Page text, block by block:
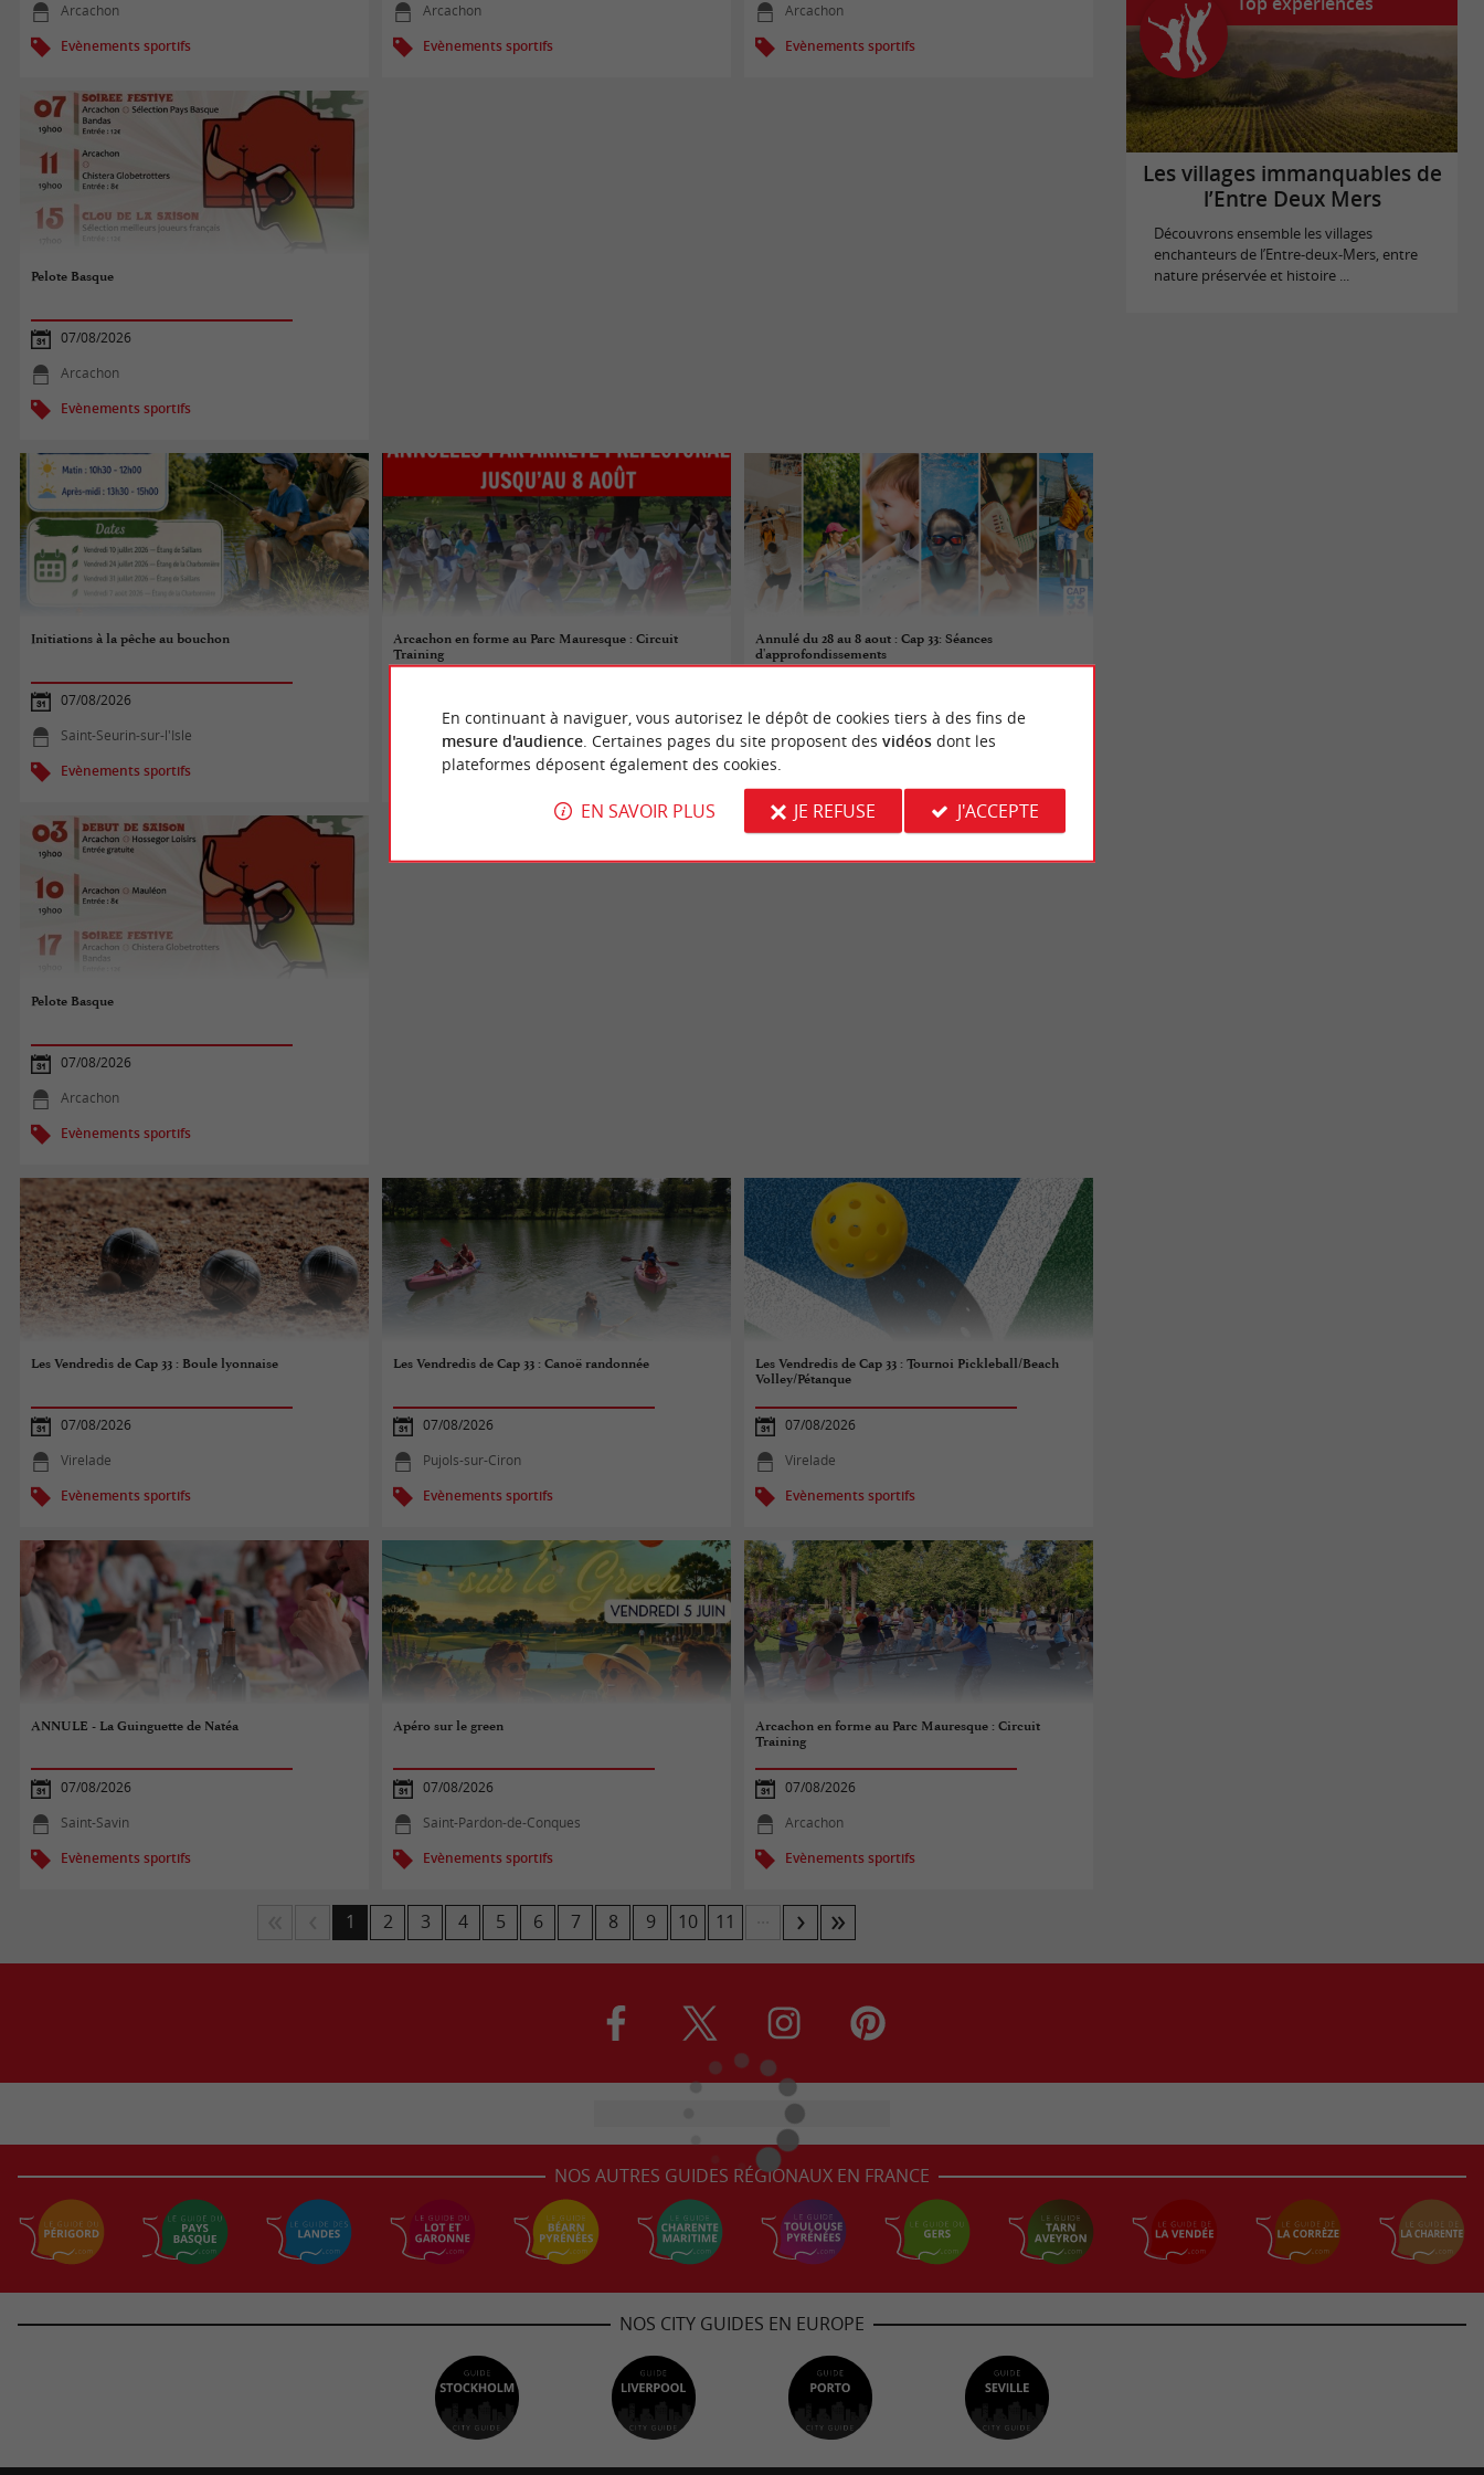
Arcachon
Evènements sportifs
Arcachon
Evènements sportifs
Arcachon
Evènements sportifs
Pelote Basque
07/08/2026
Arcachon
Evènements sportifs
Initiations à la pêche au bouchon
07/08/2026
Saint-Seurin-sur-l'Isle
Evènements sportifs
Arcachon en forme au Parc Mauresque : Circuit
Training
Arcachon
Evènements sportifs
Annulé du 28 au 8 aout : Cap 33: Séances
d'approfondissements
Fontet
Pelote Basque
07/08/2026
Arcachon
Evènements sportifs
Les Vendredis de Cap 33 : Boule lyonnaise
07/08/2026
Virelade
Evènements sportifs
Les Vendredis de Cap 33 : Canoë randonnée
07/08/2026
Pujols-sur-Ciron
Evènements sportifs
Les Vendredis de Cap 33 : Tournoi Pickleball/Beach
Volley/Pétanque
07/08/2026
Virelade
Evènements sportifs
ANNULE - La Guinguette de Natéa
07/08/2026
Saint-Savin
Evènements sportifs
Apéro sur le green
07/08/2026
Saint-Pardon-de-Conques
Evènements sportifs
Arcachon en forme au Parc Mauresque : Circuit
Training
07/08/2026
Arcachon
Evènements sportifs
1 2 3 4 5 6 7 8 9 10 11
Les villages immanquables de
l’Entre Deux Mers
Découvrons ensemble les villages
enchanteurs de l’Entre-deux-Mers, entre
nature préservée et histoire ...
NOS AUTRES GUIDES RÉGIONAUX EN FRANCE
NOS CITY GUIDES EN EUROPE
En continuant à naviguer, vous autorisez le dépôt de cookies tiers à des fins de
mesure d'audience. Certaines pages du site proposent des vidéosdont les
plateformes déposent également des cookies.
EN SAVOIR PLUS JE REFUSE J'ACCEPTE